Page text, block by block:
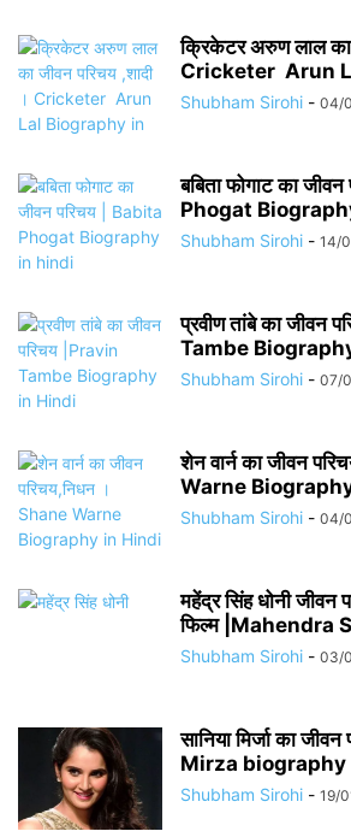
क्रिकेटर अरुण लाल का
Cricketer Arun
Shubham Sirohi - 04/
बबिता फोगाट का
Phogat
Shubham Sirohi - 14/
प्रवीण तांबे का जीवन
Tambe
Shubham Sirohi - 07/
शेन वार्न का जीवन
Warne
Shubham Sirohi - 04/
महेंद्र सिंह धोनी जीवन
फिल्म |Mahendra
Shubham Sirohi - 03/
सानिया मिर्जा का
Mirza biography
Shubham Sirohi - 19/